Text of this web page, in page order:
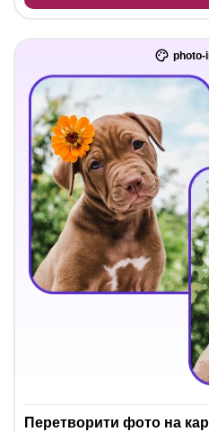
photo-
Перетворити фото на